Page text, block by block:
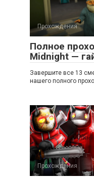
Прохождения
Полное
Midnight —
Завершите все 13
нашего полного
Прохождения